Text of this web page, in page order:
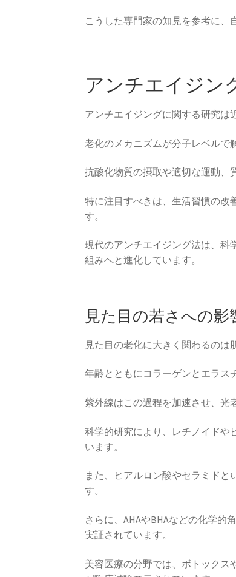
こうした専門家の知見を参考に、
アンチエイジン
アンチエイジングに関する研究は
老化のメカニズムが分子レベルで
抗酸化物質の摂取や適切な運動、
特に注目すべきは、生活習慣の改
す。
現代のアンチエイジング法は、科
組みへと進化しています。
見た目の若さへの影
見た目の老化に大きく関わるのは
年齢とともにコラーゲンとエラス
紫外線はこの過程を加速させ、光
科学的研究により、レチノイドや
います。
また、ヒアルロン酸やセラミド
す。
さらに、AHAやBHAなどの化学
実証されています。
美容医療の分野では、ボトックス